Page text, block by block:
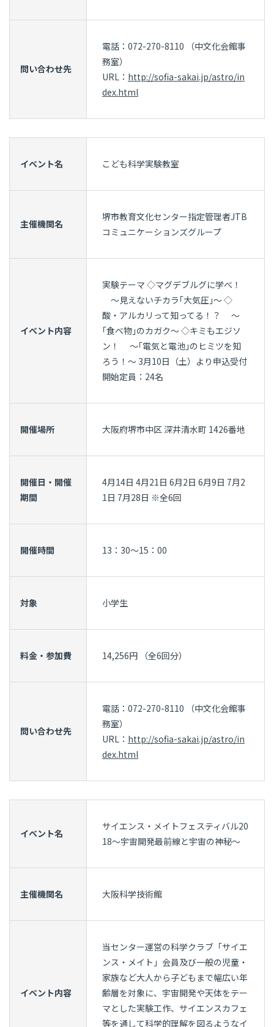
問い合わせ先
電話：072-270-8110 （中文化会館事
務室）
URL： http://sofia-sakai.jp/astro/in
dex.html
イベント名 こども科学実験教室
主催機関名
堺市教育文化センター指定管理者JTB
コミュニケーションズグループ
イベント内容
実験テーマ ◇マグデブルグに学べ！
～見えないチカラ｢大気圧｣～ ◇
酸・アルカリって知ってる！？ ～
｢食べ物｣のカガク～ ◇キミもエジソ
ン！ ～｢電気と電池｣のヒミツを知
ろう！～ 3月10日（土）より申込受付
開始定員：24名
開催場所 大阪府堺市中区 深井清水町 1426番地
開催日・開催
期間
4月14日 4月21日 6月2日 6月9日 7月2
1日 7月28日 ※全6回
開催時間 13：30～15：00
対象 小学生
料金・参加費 14,256円 （全6回分）
問い合わせ先
電話：072-270-8110 （中文化会館事
務室）
URL： http://sofia-sakai.jp/astro/in
dex.html
イベント名
サイエンス・メイトフェスティバル20
18～宇宙開発最前線と宇宙の神秘～
主催機関名 大阪科学技術館
イベント内容
当センター運営の科学クラブ「サイエ
ンス・メイト」会員及び一般の児童・
家族など大人から子どもまで幅広い年
齢層を対象に、宇宙開発や天体をテー
マとした実験工作、サイエンスカフェ
等を通して科学的理解を図るようなイ